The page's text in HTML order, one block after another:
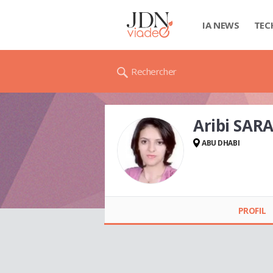
IA NEWS
Rechercher
Aribi
ABU DHABI
PROFIL